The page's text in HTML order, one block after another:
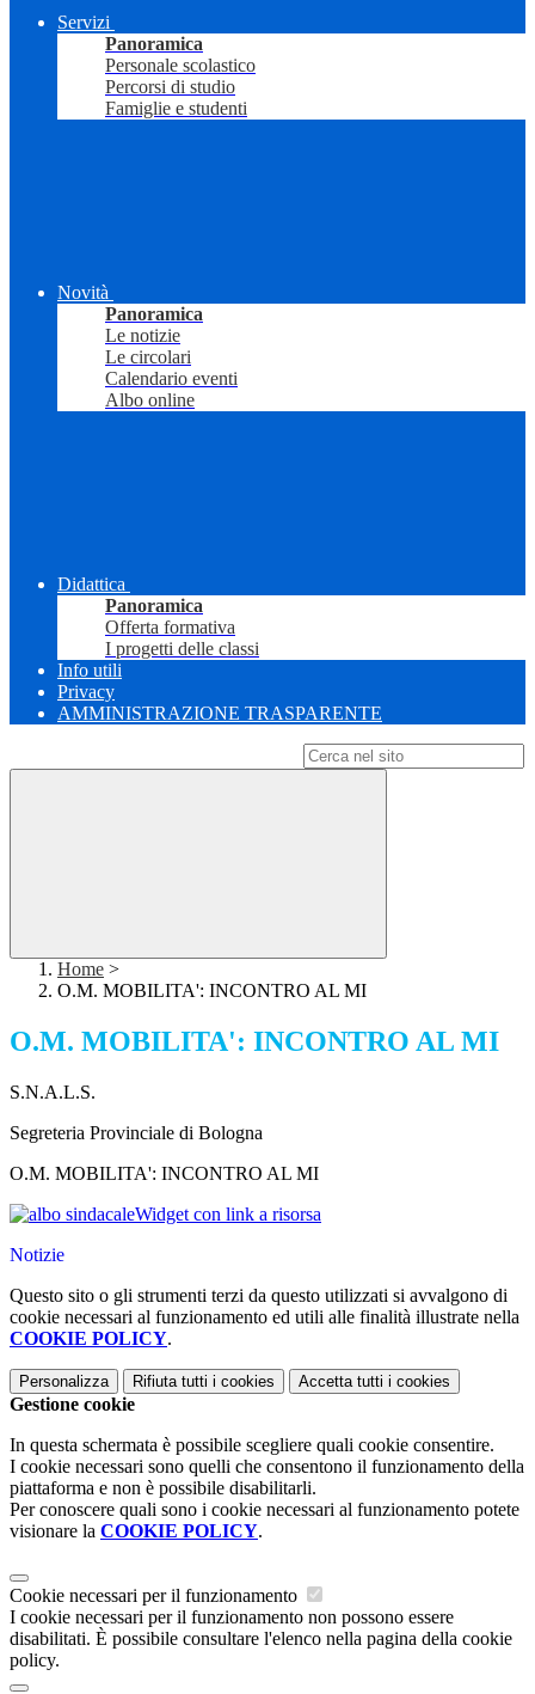
Servizi
Panoramica
Personale scolastico
Percorsi di studio
Famiglie e studenti
Novità
Panoramica
Le notizie
Le circolari
Calendario eventi
Albo online
Didattica
Panoramica
Offerta formativa
I progetti delle classi
Info utili
Privacy
AMMINISTRAZIONE TRASPARENTE
Home >
O.M. MOBILITA': INCONTRO AL MI
O.M. MOBILITA': INCONTRO AL MI
S.N.A.L.S.
Segreteria Provinciale di Bologna
O.M. MOBILITA': INCONTRO AL MI
Widget con link a risorsa
Notizie
Questo sito o gli strumenti terzi da questo utilizzati si avvalgono di
cookie necessari al funzionamento ed utili alle finalità illustrate nella
COOKIE POLICY.
Personalizza Rifiuta tutti i cookies Accetta tutti i cookies
Gestione cookie
In questa schermata è possibile scegliere quali cookie consentire.
I cookie necessari sono quelli che consentono il funzionamento della
piattaforma e non è possibile disabilitarli.
Per conoscere quali sono i cookie necessari al funzionamento potete
visionare la COOKIE POLICY.
Cookie necessari per il funzionamento
I cookie necessari per il funzionamento non possono essere
disabilitati. È possibile consultare l'elenco nella pagina della cookie
policy.